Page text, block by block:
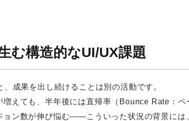
む構造的なUI/UX課題
成果を出し続けることは別の活動です。
えても、半年後には直帰率（Bounce Rate：
ョン数が伸び悩む——こういった状況の背景には